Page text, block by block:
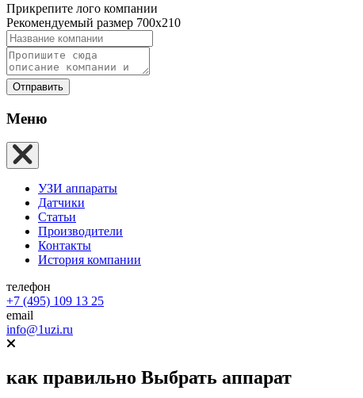
Прикрепите лого компании
Рекомендуемый размер 700х210
Отправить
Меню
УЗИ аппараты
Датчики
Статьи
Производители
Контакты
История компании
телефон
+7 (495) 109 13 25
email
info@1uzi.ru
как правильно Выбрать аппарат